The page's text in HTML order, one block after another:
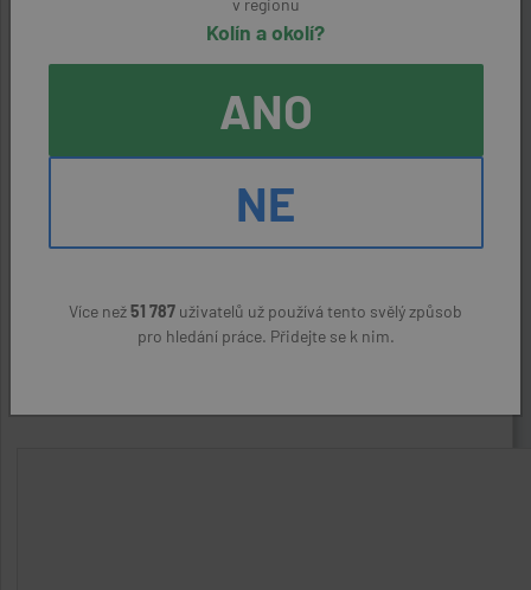
Etimos Human s.r.o.
Renáta Kryštofová,
ODPOVĚDĚT NA NABÍDKU
Kolín a okolí?
ANO
NE
Více než51 787 uživatelů už používá tento svělý způsob
pro hledání práce. Přidejte se k nim.